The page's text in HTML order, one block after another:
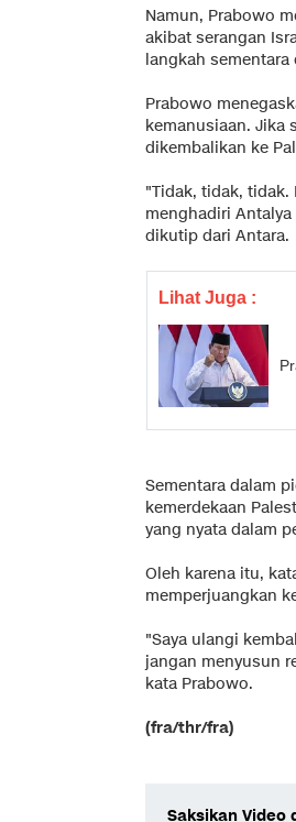
Namun, Prabowo
akibat serangan
langkah sementara
Prabowo
kemanusiaan. Jika
dikembalikan ke
"Tidak, tidak,
menghadiri Antalya
dikutip dari Antara.
Lihat Juga :
Sementara dalam
kemerdekaan
yang nyata dalam
Oleh karena itu,
memperjuangkan
"Saya ulangi
jangan menyusun
kata Prabowo.
(fra/thr/fra)
Saksikan Video